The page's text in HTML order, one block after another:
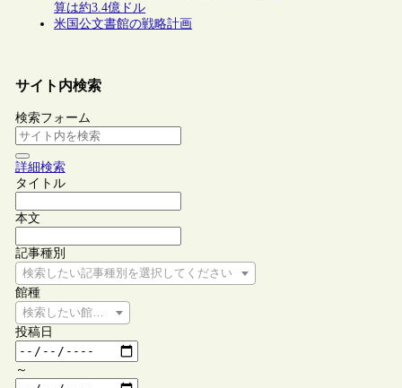
算は約3.4億ドル
米国公文書館の戦略計画
サイト内検索
検索フォーム
詳細検索
タイトル
本文
記事種別
検索したい記事種別を選択してください
館種
検索したい館種を選択してください
投稿日
～